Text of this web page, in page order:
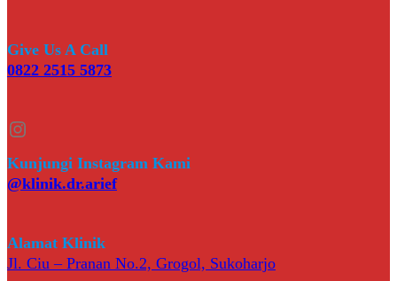
Give Us A Call
0822 2515 5873
Instagram
Kunjungi Instagram Kami
@klinik.dr.arief
Alamat Klinik
Jl. Ciu – Pranan No.2, Grogol, Sukoharjo